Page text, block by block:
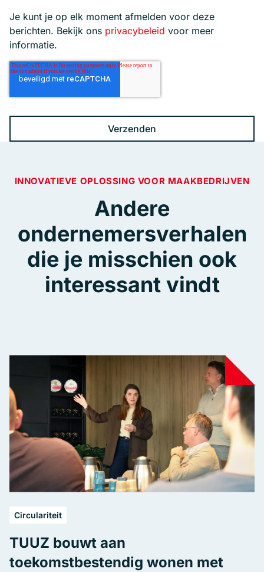
Je kunt je op elk moment afmelden voor deze
berichten. Bekijk ons privacybeleid voor meer
informatie.
INNOVATIEVE OPLOSSING VOOR MAAKBEDRIJVEN
Andere
ondernemersverhalen
die je misschien ook
interessant vindt
Circulariteit
TUUZ bouwt aan
toekomstbestendig wonen met